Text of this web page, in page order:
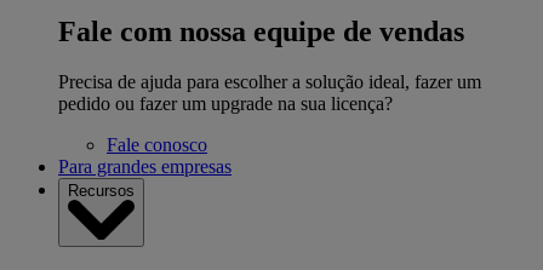
Fale com nossa equipe de vendas
Precisa de ajuda para escolher a solução ideal, fazer um
pedido ou fazer um upgrade na sua licença?
Fale conosco
Para grandes empresas
Recursos